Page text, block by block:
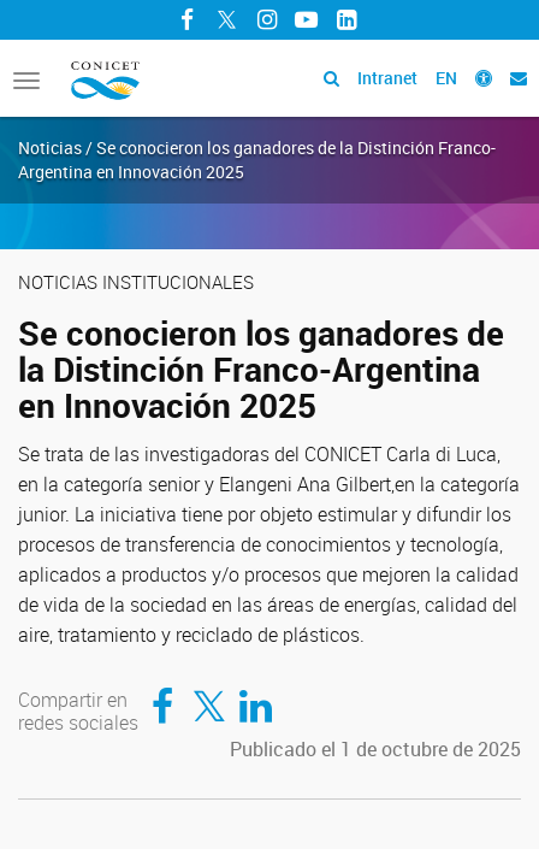
Facebook
TwitterInstagram
YouTubeLinkedIn
Toggle
navigation
Intranet EN
Noticias / Se conocieron los ganadores de la Distinción Franco-
Argentina en Innovación 2025
NOTICIAS INSTITUCIONALES
Se conocieron los ganadores de
la Distinción Franco-Argentina
en Innovación 2025
Se trata de las investigadoras del CONICET Carla di Luca,
en la categoría senior y Elangeni Ana Gilbert,en la categoría
junior. La iniciativa tiene por objeto estimular y difundir los
procesos de transferencia de conocimientos y tecnología,
aplicados a productos y/o procesos que mejoren la calidad
de vida de la sociedad en las áreas de energías, calidad del
aire, tratamiento y reciclado de plásticos.
Compartir en
redes sociales
Compartir en Facebook
Compartir en TwitterCompartir en LinkedIn
Publicado el 1 de octubre de 2025